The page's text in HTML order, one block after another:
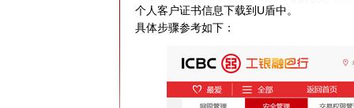
个人客户证书信息下载到U盾中。
具体步骤参考如下：